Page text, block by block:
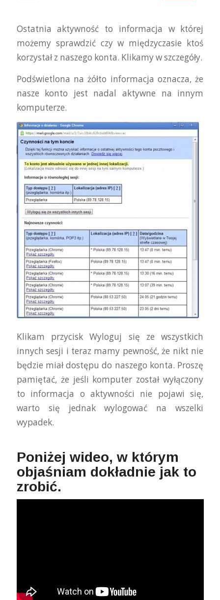
Ostatnia aktywność to informacja w której
możemy sprawdzić czy w międzyczasie ktoś
korzystał z naszego konta. Klikamy w szczegóły.
Podświetlona na żółto informacja oznacza, że
nasze konto jest nadal aktywne na innym
komputerze.
Klikam przycisk Wyloguj się ze wszystkich
innych sesji i teraz mamy pewność, że nikt nie
będzie miał dostępu do naszego konta. Proszę
pamiętać, że jeśli komputer został wyłączony
to informacja o aktywności nie pojawi się,
warto się jednak wylogować na wszelki
wypadek.
Poniżej wideo, w którym
objaśniam dokładnie jak to
zrobić.